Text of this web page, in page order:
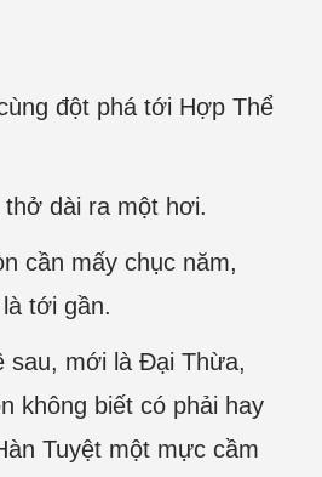
đột phá tới Hợp Thể
dài ra một hơi.
cần mấy chục năm,
tới gần.
sau, mới là Đại Thừa,
không biết có phải hay
Tuyệt một mực cầm